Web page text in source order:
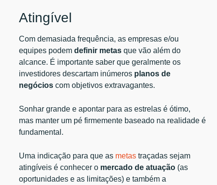
Atingível
Com demasiada frequência, as empresas e/ou
equipes podemdefinir metas que vão além do
alcance. É importante saber que geralmente os
investidores descartam inúmeros planos de
negócios com objetivos extravagantes.
Sonhar grande e apontar para as estrelas é ótimo,
mas manter um pé firmemente baseado na realidade é
fundamental.
Uma indicação para que as metas traçadas sejam
atingíveis é conhecer o mercado de atuação (as
oportunidades e as limitações) e também a